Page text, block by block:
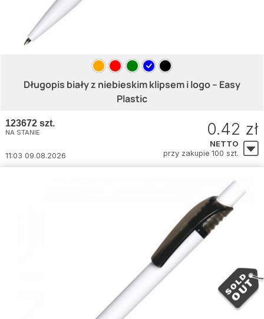
Długopis biały z niebieskim klipsem i logo – Easy
Plastic
123672 szt.
NA STANIE
11:03 09.08.2026
0.42 zł
NETTO
przy zakupie 100 szt.